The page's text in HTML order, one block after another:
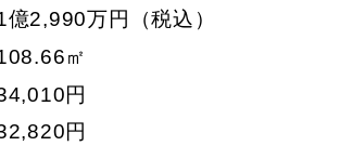
はず。マイホーム購入を機に、小
一歩を踏み出すのも良いかもしれ
学校が多く、公園も点在する緑豊
億2,990万円（税込）
㎡
円
円